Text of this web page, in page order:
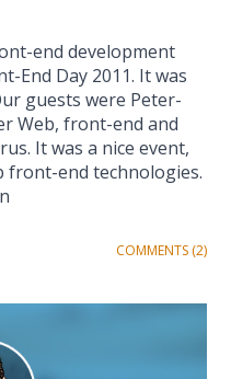
end development
End Day 2011. It was
guests were Peter-
Web, front-end and
It was a nice event,
front-end technologies.
COMMENTS (2)